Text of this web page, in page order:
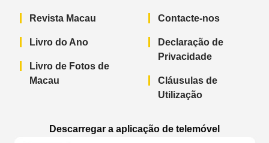
Revista Macau
Livro do Ano
Livro de Fotos de
Macau
Contacte-nos
Declaração de
Privacidade
Cláusulas de
Utilização
Descarregar a aplicação de telemóvel